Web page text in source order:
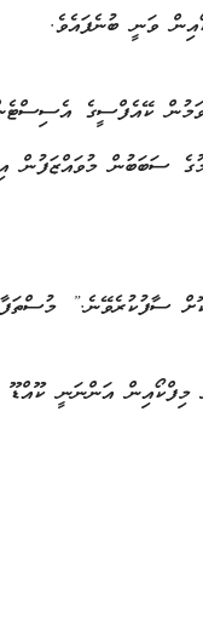
ވަނީ ބުނެފައެވެ.
ކޭއެފްސީގެ
ސަބަބުން މުވައްޒަފުން
ސާފުކުރެވޭނެ.”
އަންނަނީ